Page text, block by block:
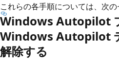
これらの各手順については、次の
Windows Autopilot
Windows Autopilot
解除する